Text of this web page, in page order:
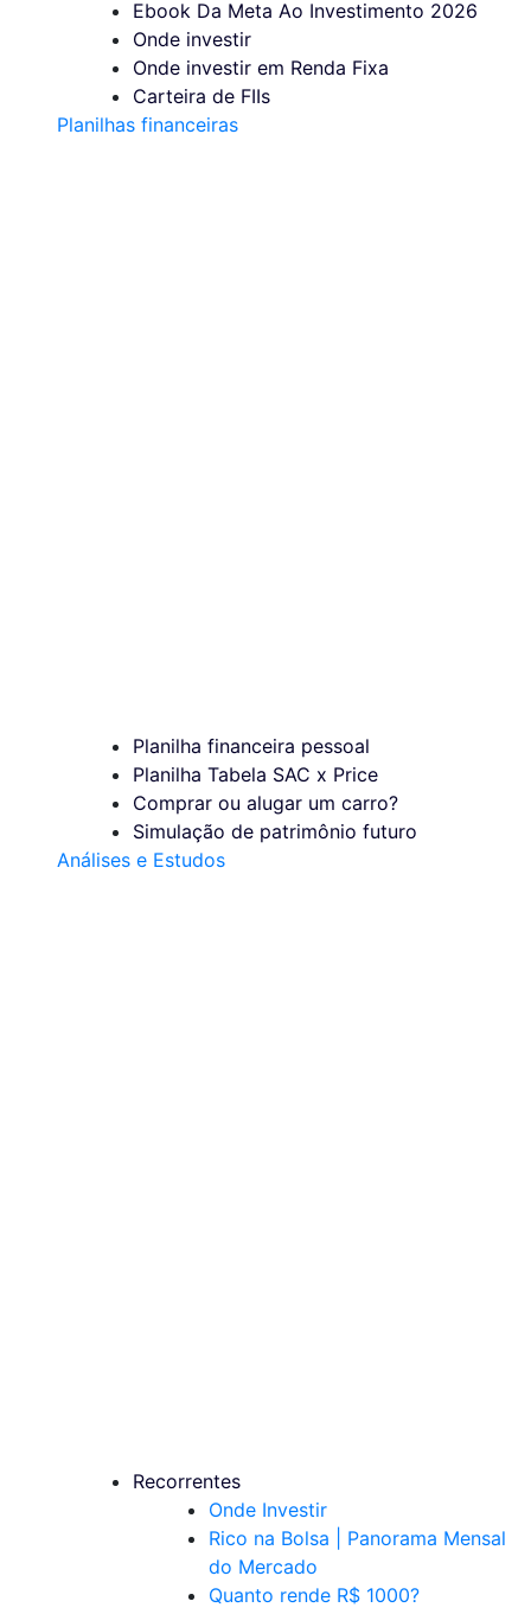
Ebook Da Meta Ao Investimento 2026
Onde investir
Onde investir em Renda Fixa
Carteira de FIIs
Planilhas financeiras
Planilha financeira pessoal
Planilha Tabela SAC x Price
Comprar ou alugar um carro?
Simulação de patrimônio futuro
Análises e Estudos
Recorrentes
Onde Investir
Rico na Bolsa | Panorama Mensal
do Mercado
Quanto rende R$ 1000?